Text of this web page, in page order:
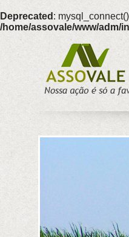
Deprecated :
/home/assovale/www/adm/